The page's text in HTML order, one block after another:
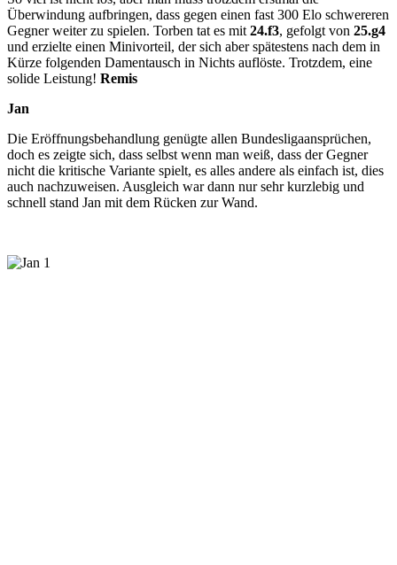
Überwindung aufbringen, dass gegen einen fast 300 Elo schwereren
Gegner weiter zu spielen. Torben tat es mit 24.f3, gefolgt von 25.g4
und erzielte einen Minivorteil, der sich aber spätestens nach dem in
Kürze folgenden Damentausch in Nichts auflöste. Trotzdem, eine
solide Leistung! Remis
Jan
Die Eröffnungsbehandlung genügte allen Bundesligaansprüchen,
doch es zeigte sich, dass selbst wenn man weiß, dass der Gegner
nicht die kritische Variante spielt, es alles andere als einfach ist, dies
auch nachzuweisen. Ausgleich war dann nur sehr kurzlebig und
schnell stand Jan mit dem Rücken zur Wand.